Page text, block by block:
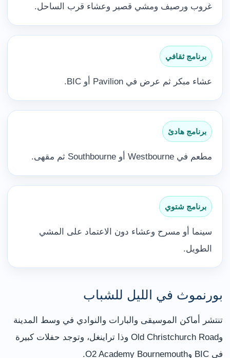
غروب ورصيف ومشي قصير وعشاء قرب الساحل.
برنامج ثقافي
عشاء مبكر ثم عرض في Pavilion أو BIC.
برنامج هادئ
مطعم في Westbourne أو Southbourne ثم مقهى.
برنامج شتوي
سينما أو مسرح وعشاء دون الاعتماد على المشي
الطويل.
بورنموث في الليل للشباب
تنتشر أماكن الموسيقى والبارات والنوادي في وسط المدينة
وOld Christchurch Road وذا تراينغل، وتوجد حفلات كبيرة
في BIC وO2 Academy Bournemouth.